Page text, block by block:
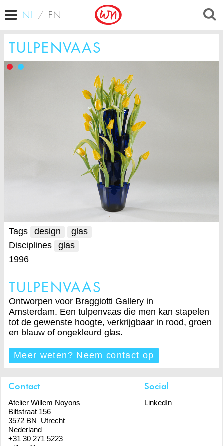
NL / EN
TULPENVAAS
Tags design
glas
Disciplines
glas
1996
TULPENVAAS
Ontworpen voor Braggiotti Gallery in
Amsterdam. Een tulpenvaas die men kan stapelen
tot de gewenste hoogte, verkrijgbaar in rood, groen
en blauw of ongekleurd glas.
Meer weten? Neem contact op
Contact
Atelier Willem Noyons
Biltstraat 156
3572 BN Utrecht
Nederland
+31 30 271 5223
Social
LinkedIn